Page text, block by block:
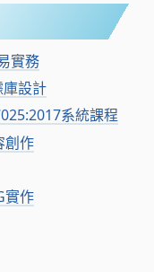
實務
設計
系統課程
創作
實作